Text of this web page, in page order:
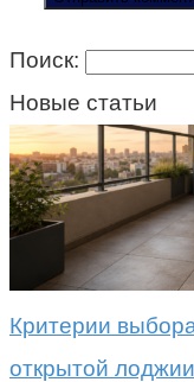
Поиск:
Новые статьи
Критерии
открытой лоджии